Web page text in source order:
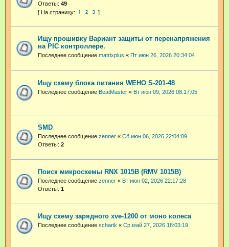
Ответы: 49
1 2 3
Ищу прошивку Вариант защиты от перенапряжения
на PIC контроллере.
Последнее сообщение matrixplus « Пт июн 26, 2026 20:34:04
Ищу схему блока питания WEHO S-201-48
Последнее сообщение BeatMaster « Вт июн 09, 2026 08:17:05
SMD
Последнее сообщение zenner « Сб июн 06, 2026 22:04:09
Ответы: 2
Поиск микросхемы RNX 1015B (RMV 1015B)
Последнее сообщение zenner « Вт июн 02, 2026 22:17:28
Ответы: 1
Ищу схему зарядного xve-1200 от моно колеса
Последнее сообщение scharik « Ср май 27, 2026 18:03:19